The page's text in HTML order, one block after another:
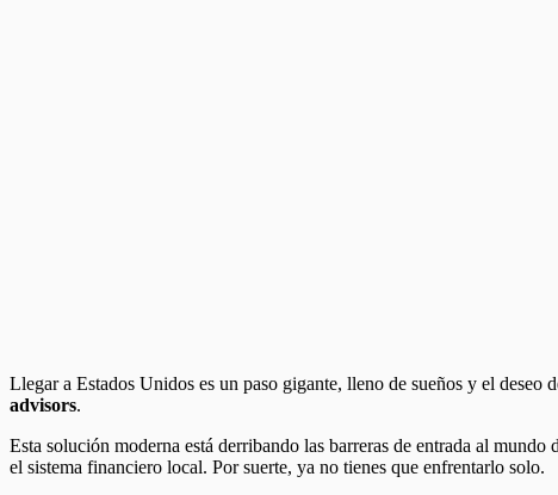
Llegar a Estados Unidos es un paso gigante, lleno de sueños y el
advisors.
Esta solución moderna está derribando las barreras de entrada al
el sistema financiero local. Por suerte, ya no tienes que enfrentarlo solo.